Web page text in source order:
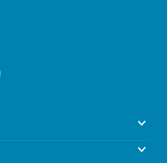
keyboard_arrow_down
keyboard_arrow_down